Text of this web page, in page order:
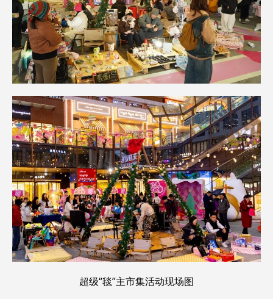
超级“毯”主市集活动现场图